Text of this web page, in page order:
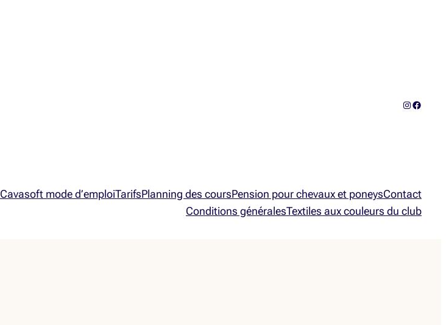
Instagram
Cavasoft mode d’emploiTarifsPlanning des coursPension pour chevaux et poneysContact
Conditions généralesTextiles aux couleurs du club